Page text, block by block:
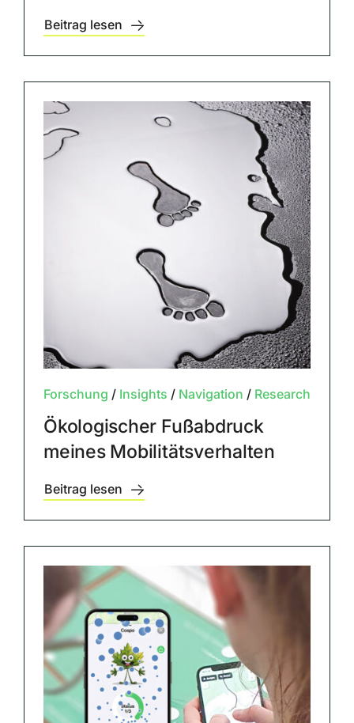
Beitrag lesen
Forschung / Insights / Navigation / Research
Ökologischer Fußabdruck
meines Mobilitätsverhalten
Beitrag lesen